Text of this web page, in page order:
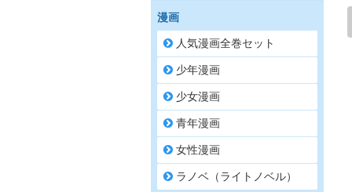
漫画
人気漫画全巻セット
少年漫画
少女漫画
青年漫画
女性漫画
ラノベ（ライトノベル）